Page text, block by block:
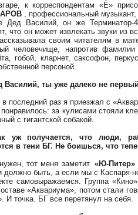
к корреспондентам «Ё»
, профессиональный
Дед Василий, он же Терминатор-
что он может извлекать звуки из
своим читателям в
человечище, напротив фамилии
гобой, кларнет, саксофон,
персоной.
Василий, ты уже далеко не
последний раз я приезжал с
за кулисами стояли
с гигантской собакой.
уж получается, что люди,
в тени БГ. Не боишься, что
тот меня заметит.«Ю-Питер»
быть, а если мы с Каспаря-
самовыражаемся. Группа
«Аквариума», потом стали
точка. БГ все перетянул на себя.